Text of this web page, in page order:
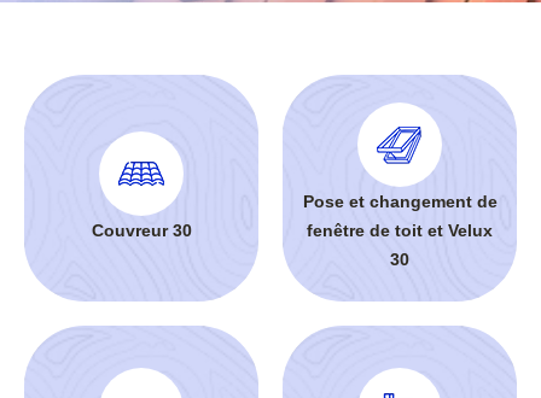
Couvreur 30
Pose et changement de
fenêtre de toit et Velux
30